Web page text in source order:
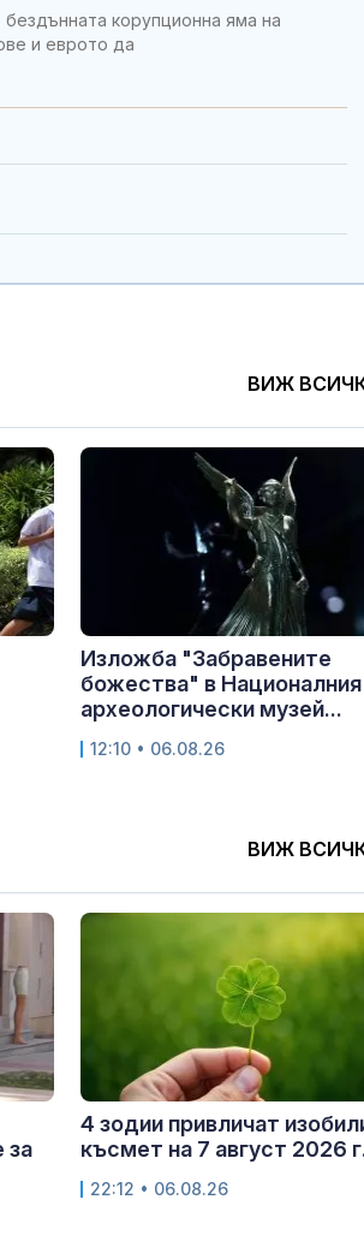
корупционна яма на
и еврото да
ВИЖ
Изложба "Забравените
божества" в Националния
археологически музей...
12:10 • 06.08.26
ВИЖ
за
4 зодии привличат
късмет на 7 август 2026
22:12 • 06.08.26